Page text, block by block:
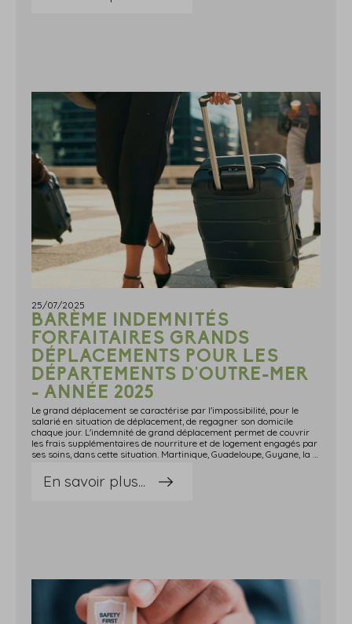
25/07/2025
BARÈME INDEMNITÉS
FORFAITAIRES GRANDS
DÉPLACEMENTS POUR LES
DÉPARTEMENTS D'OUTRE-MER
- ANNÉE 2025
Le grand déplacement se caractérise par l'impossibilité, pour le
salarié en situation de déplacement, de regagner son domicile
chaque jour. L'indemnité de grand déplacement permet de couvrir
les frais supplémentaires de nourriture et de logement engagés par
ses soins, dans cette situation. Martinique, Guadeloupe, Guyane, la Réunion, Mayotte, Saint-Pierre-et-Miquelon, Saint-Barthélemy, Saint-Martin table { width: 60%; border-collapse: collapse; margin: 20px 0; font-family: Arial, sans-serif; } th, td { border: 1px solid #999; padding: 10px; text-align: left; } th { background-color: #007BFF; color: white; } caption { caption-side: bottom; font-size: 0.9em; color: #555; } PériodeHébergementRepas(1) 150 € pour un salarié reconnu travailleur handicapé et en situation de mobilitéPour les 3 premiers mois120 €(1)20 €Au-delà du 3e mois et jusqu'au 24e mois102 €17 €Au-delà du 24e mois et jusqu'au 72e mois84 €14 €Nouvelle-Calédonie, Wallis et Futuna, Polynésie française table { width: 60%; border-collapse: collapse; margin: 20px 0; font-family: sans-serif; font-size: 14px; } th, td { border: 1px solid #ccc; padding: 8px; text-align: left; } th { background-color: #f9f9f9; font-weight: bold; } caption { caption-side: bottom; font-size: 0.9em; color: #555; } PériodeHébergementRepas(1) 150 € pour un salarié reconnu travailleur handicapé et en situation de mobilitéPour les 3 premiers mois120 €(1)24 €Au-delà du 3e mois et jusqu'au 24e mois102 €20,40 €Au-delà du 24e mois et jusqu'au 72e mois84 €16,80 € Source : www.urssaf.frArrêté du 3 juillet 2006 fixant les taux des indemnités de mission prévues à l'article 3 du décret n° 2006-781 du 3 juillet 2006 fixant les conditions et les modalités de règlement des frais occasionnés par les déplacements temporaires des personnels civils de l'EtatArrêté du 20 septembre 2023 modifiant l'arrêté du 3 juillet 2006 fixant les taux des indemnités de mission prévues à l'article 3 du décret n° 2006-781 du 3 juillet 2006 fixant les conditions et les modalités de règlement des frais occasionnés par les déplacements temporaires des personnels civils de l'Etat
En savoir plus...